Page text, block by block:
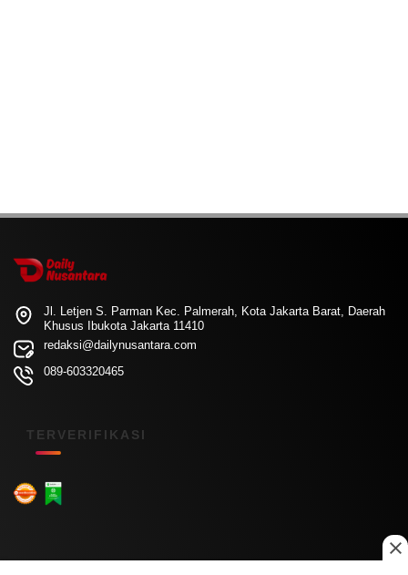
Jl. Letjen S. Parman Kec. Palmerah, Kota Jakarta Barat, Daerah
Khusus Ibukota Jakarta 11410
redaksi@dailynusantara.com
089-603320465
TERVERIFIKASI